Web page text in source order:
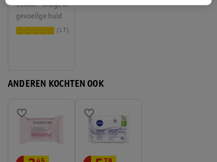
Reinigingscrème
150ml - Droge of
gevoelige huid
17
ANDEREN KOCHTEN OOK